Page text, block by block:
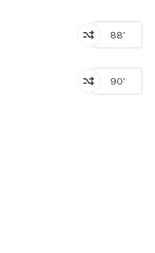
88'
90'